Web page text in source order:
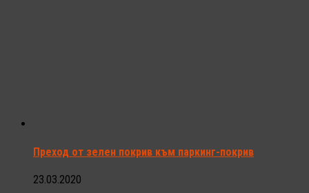
Преход от зелен покрив към паркинг-покрив
23.03.2020